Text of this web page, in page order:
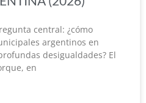
central: ¿cómo
argentinos en
desigualdades? El
en